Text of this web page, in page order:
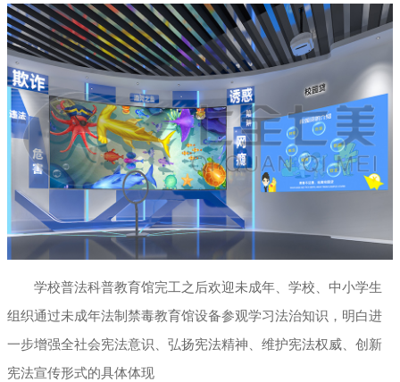
学校普法科普教育馆完工之后欢迎未成年、学校、中小学生
组织通过未成年法制禁毒教育馆设备参观学习法治知识，明白进
一步增强全社会宪法意识、弘扬宪法精神、维护宪法权威、创新
宪法宣传形式的具体体现